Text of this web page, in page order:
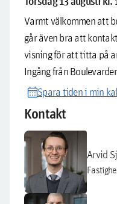
Varmt välkommen att
går även bra att
visning för att titta på
Ingång från
calendar_monthSpara tiden i min
Kontakt
Arvid